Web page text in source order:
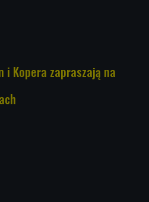
i Kopera zapraszają na